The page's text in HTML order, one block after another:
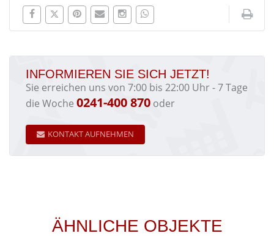
INFORMIEREN SIE SICH JETZT!
Sie erreichen uns von 7:00 bis 22:00 Uhr - 7 Tage
die Woche 0241-400 870 oder
KONTAKT AUFNEHMEN
ÄHNLICHE OBJEKTE